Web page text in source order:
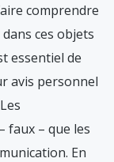
comprendre
ces objets
essentiel de
avis personnel
faux – que les
En